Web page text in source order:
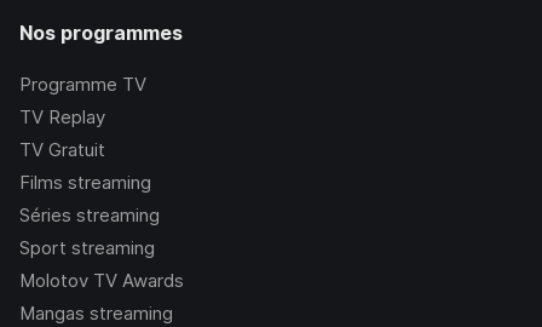
Nos programmes
Programme TV
TV Replay
TV Gratuit
Films streaming
Séries streaming
Sport streaming
Molotov TV Awards
Mangas streaming